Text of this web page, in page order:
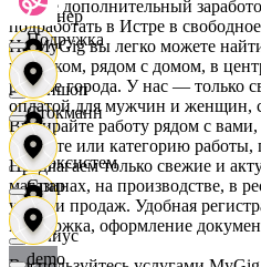
Вайнер
Ваншоп
Ворксистем
Гелиус
Подружка
Стокманн
Cпар
demo
Ищете дополнительный
подработать в Истре в
На MyGig вы легко можете
графиком, рядом с домом, в
районе города. У нас — только
оплатой для мужчин и женщин,
Выбирайте работу рядом с вами,
на карте или категорию
Предлагаем только свежие и
магазинах, на производстве, в
услуг и продаж. Удобная
поддержка, оформление